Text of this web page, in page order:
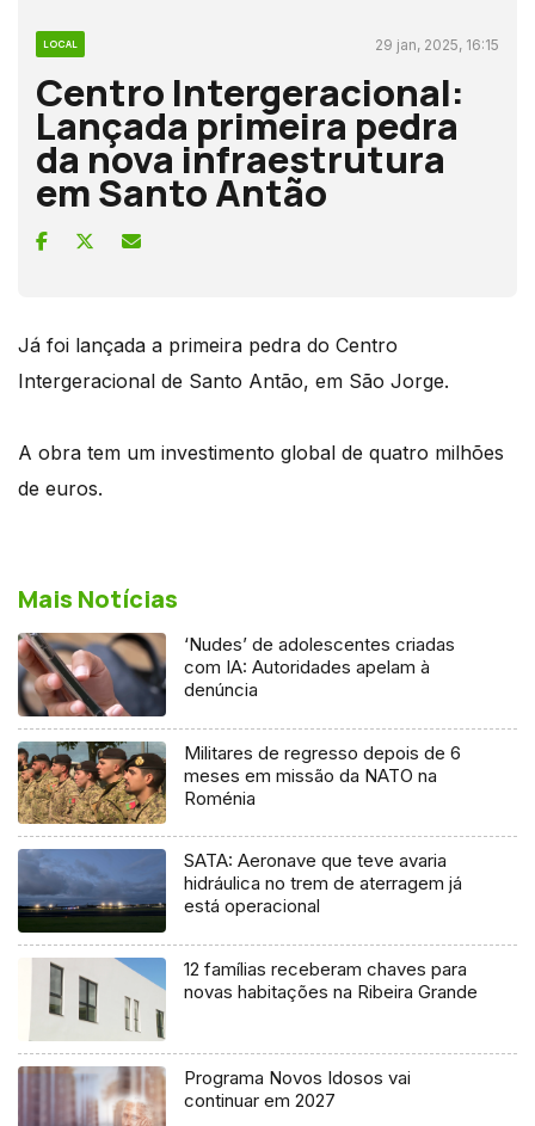
LOCAL 29 jan, 2025, 16:15
Centro Intergeracional:
Lançada primeira pedra
da nova infraestrutura
em Santo Antão
Já foi lançada a primeira pedra do Centro
Intergeracional de Santo Antão, em São Jorge.
A obra tem um investimento global de quatro milhões
de euros.
Mais Notícias
‘Nudes’ de adolescentes criadas
com IA: Autoridades apelam à
denúncia
Militares de regresso depois de 6
meses em missão da NATO na
Roménia
SATA: Aeronave que teve avaria
hidráulica no trem de aterragem já
está operacional
12 famílias receberam chaves para
novas habitações na Ribeira Grande
Programa Novos Idosos vai
continuar em 2027